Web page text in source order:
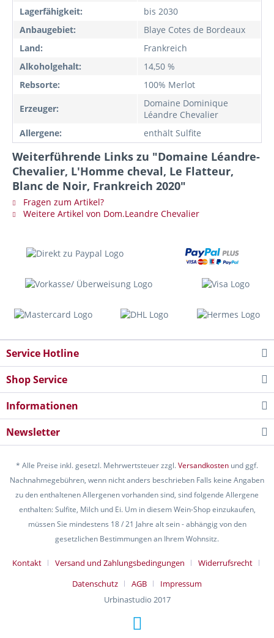
Lagerfähigkeit:
bis 2030
Anbaugebiet:
Blaye Cotes de Bordeaux
Land:
Frankreich
Alkoholgehalt:
14,50 %
Rebsorte:
100% Merlot
Erzeuger:
Domaine Dominique
Léandre Chevalier
Allergene:
enthält Sulfite
Weiterführende Links zu "Domaine Léandre-
Chevalier, L'Homme cheval, Le Flatteur,
Blanc de Noir, Frankreich 2020"
Fragen zum Artikel?
Weitere Artikel von Dom.Leandre Chevalier
Service Hotline
Shop Service
Informationen
Newsletter
* Alle Preise inkl. gesetzl. Mehrwertsteuer zzgl.Versandkosten und ggf.
Nachnahmegebühren, wenn nicht anders beschrieben Falls keine Angaben
zu den enthaltenen Allergenen vorhanden sind, sind folgende Allergene
enthalten: Sulfite, Milch und Ei. Um in diesem Wein-Shop einzukaufen,
müssen Sie mindestens 18 / 21 Jahre alt sein - abhängig von den
gesetzlichen Bestimmungen an Ihrem Wohnsitz.
Kontakt Versand und Zahlungsbedingungen
Widerrufsrecht
Datenschutz
AGB
Impressum
Urbinastudio 2017